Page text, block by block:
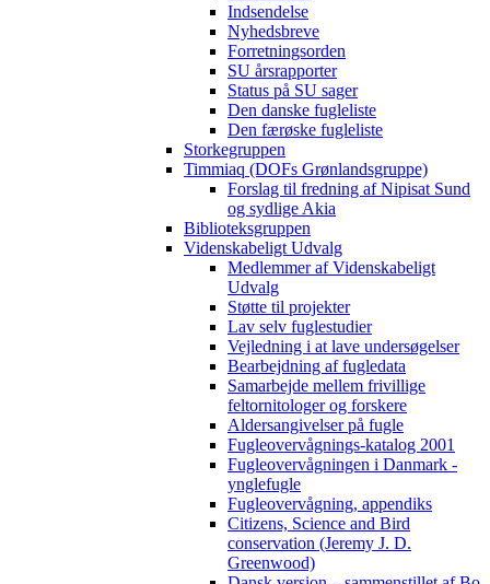
Indsendelse
Nyhedsbreve
Forretningsorden
SU årsrapporter
Status på SU sager
Den danske fugleliste
Den færøske fugleliste
Storkegruppen
Timmiaq (DOFs Grønlandsgruppe)
Forslag til fredning af Nipisat Sund
og sydlige Akia
Biblioteksgruppen
Videnskabeligt Udvalg
Medlemmer af Videnskabeligt
Udvalg
Støtte til projekter
Lav selv fuglestudier
Vejledning i at lave undersøgelser
Bearbejdning af fugledata
Samarbejde mellem frivillige
feltornitologer og forskere
Aldersangivelser på fugle
Fugleovervågnings-katalog 2001
Fugleovervågningen i Danmark -
ynglefugle
Fugleovervågning, appendiks
Citizens, Science and Bird
conservation (Jeremy J. D.
Greenwood)